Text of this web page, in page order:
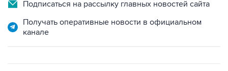
Подписаться на рассылку главных новостей сайта
Получать оперативные новости в официальном
канале